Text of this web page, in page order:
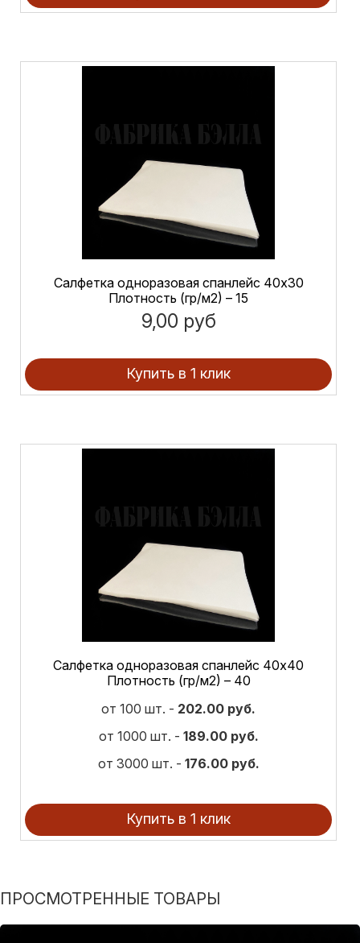
Салфетка одноразовая спанлейс 40х30
Плотность (гр/м2) – 15
9,00 руб
Купить в 1 клик
Салфетка одноразовая спанлейс 40х40
Плотность (гр/м2) – 40
от 100 шт. - 202.00 руб.
от 1000 шт. - 189.00 руб.
от 3000 шт. - 176.00 руб.
Купить в 1 клик
ПРОСМОТРЕННЫЕ ТОВАРЫ